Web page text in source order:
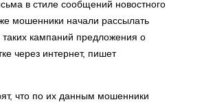
в стиле сообщений новостного
мошенники начали рассылать
кампаний предложения о
через интернет, пишет
что по их данным мошенники